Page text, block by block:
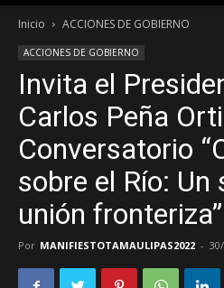
Inicio ACCIONES DE GOBIERNO
ACCIONES DE GOBIERNO
Invita el
Carlos Peña
Conversatorio
sobre el Río: Un
unión fronteriza”
Por MANIFIESTOTAMAULIPAS2022 -